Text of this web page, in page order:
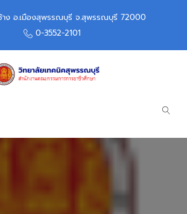
าง อ.เมืองสุพรรณบุรี จ.สุพรรณบุรี 72000
0-3552-2101